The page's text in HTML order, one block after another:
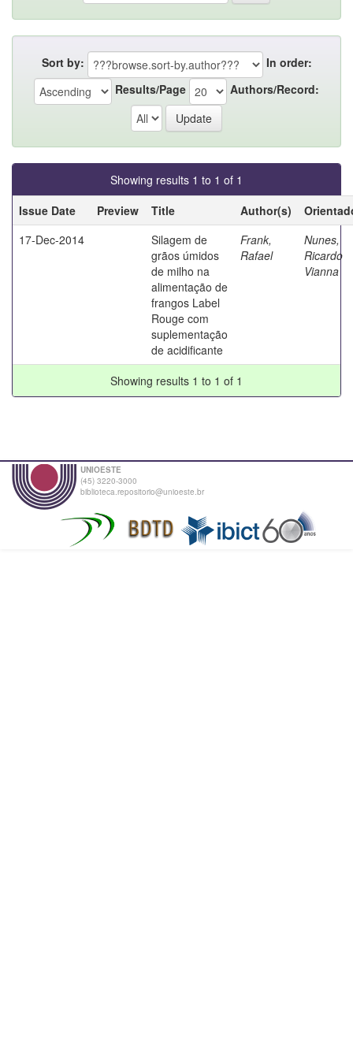
Sort by:
In order:
Results/Page
Authors/Record:
Showing results 1 to 1 of 1
Issue Date
Preview Title Author(s)
17-Dec-2014
Silagem de
grãos úmidos
de milho na
alimentação de
frangos Label
Rouge com
suplementação
de acidificante
Frank,
Rafael
Nunes,
Ricardo
Vianna
Showing results 1 to 1 of 1
UNIOESTE
(45) 3220-3000
biblioteca.repositorio@unioeste.br